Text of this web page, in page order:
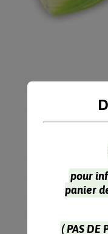
Recent
Potimarron Farci 4
Chou Blanc Recette
Recette Tarte
Gratin de choux-
pour
panier
( PAS DE